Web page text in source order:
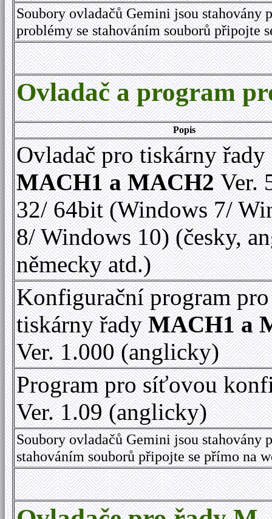
Soubory ovladačů Gemini jsou
problémy se stahováním souborů připojte
Ovladač a program
Popis
Ovladač pro tiskárny řady
MACH1 a MACH2Ver.
32/ 64bit (Windows 7/
8/ Windows 10) (česky,
německy atd.)
Konfigurační program pro
tiskárny řadyMACH1 a
Ver. 1.000 (anglicky)
Program pro síťovou
Ver. 1.09 (anglicky)
Soubory ovladačů Gemini jsou
stahováním souborů připojte se přímo na